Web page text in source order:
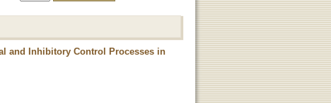
and Inhibitory Control Processes in